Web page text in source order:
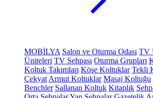
MOBİLYA Salon ve Oturma Odası TV
Üniteleri TV Sehpası Oturma Grupları
Koltuk Takımları Köşe Koltuklar Tekli
Çekyat Armut Koltuklar Masaj Koltuğu
Benchler Sallanan Koltuk Kitaplık